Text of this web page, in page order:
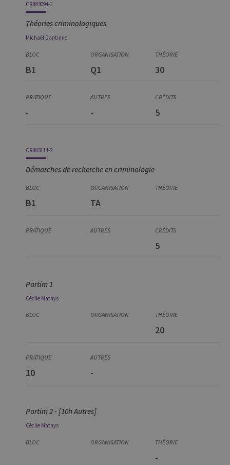
CRIM3094-1
Théories criminologiques
Michaël Dantinne
B1 Q1 30
- - 5
CRIM3114-2
Démarches de recherche en criminologie
B1 TA
5
Partim 1
Cécile Mathys
20
10 -
Partim 2 - [10h Autres]
Cécile Mathys
-